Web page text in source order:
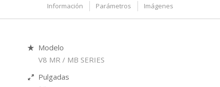
Información Parámetros Imágenes
Modelo
V8 MR / MB SERIES
Pulgadas